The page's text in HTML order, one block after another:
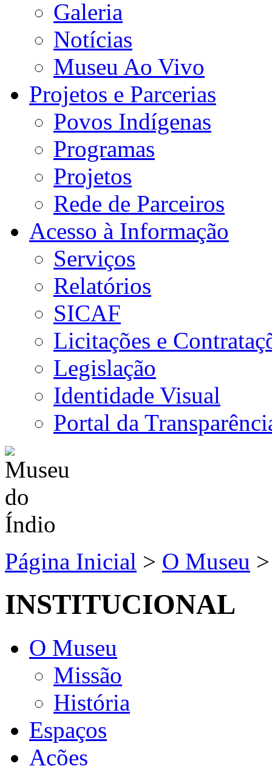
Galeria
Notícias
Museu Ao Vivo
Projetos e Parcerias
Povos Indígenas
Programas
Projetos
Rede de Parceiros
Acesso à Informação
Serviços
Relatórios
SICAF
Licitações e
Legislação
Identidade Visual
Portal da
Página Inicial > O Museu
INSTITUCIONAL
O Museu
Missão
História
Espaços
Ações